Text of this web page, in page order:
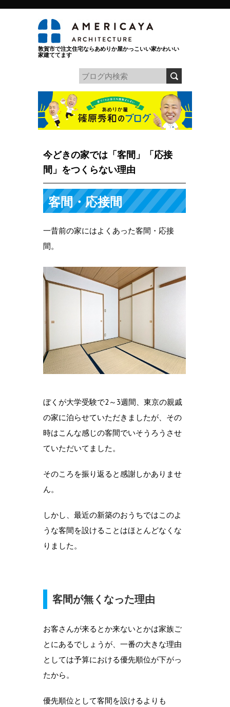
敦賀市で注文住宅ならあめりか屋かっこいい家かわいい
家建ててます
今どきの家では「客間」「応接
間」をつくらない理由
客間・応接間
一昔前の家にはよくあった客間・応接
間。
ぼくが大学受験で2～3週間、東京の親戚
の家に泊らせていただきましたが、その
時はこんな感じの客間でいそうろうさせ
ていただいてました。
そのころを振り返ると感謝しかありませ
ん。
しかし、最近の新築のおうちではこのよ
うな客間を設けることはほとんどなくな
りました。
客間が無くなった理由
お客さんが来るとか来ないとかは家族ご
とにあるでしょうが、一番の大きな理由
としては予算における優先順位が下がっ
たから。
優先順位として客間を設けるよりも